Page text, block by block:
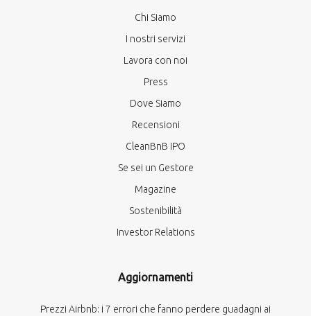
Chi Siamo
I nostri servizi
Lavora con noi
Press
Dove Siamo
Recensioni
CleanBnB IPO
Se sei un Gestore
Magazine
Sostenibilità
Investor Relations
Aggiornamenti
Prezzi Airbnb: i 7 errori che fanno perdere guadagni ai